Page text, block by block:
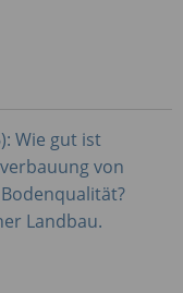
Wie gut ist
von
Landbau.